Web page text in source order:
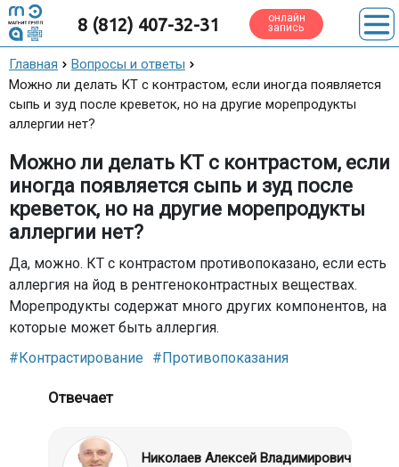
8 (812) 407-32-31 онлайн
запись
Главная
Вопросы и ответы
Можно ли делать КТ с контрастом, если иногда появляется
сыпь и зуд после креветок, но на другие морепродукты
аллергии нет?
Можно ли делать КТ с контрастом, если
иногда появляется сыпь и зуд после
креветок, но на другие морепродукты
аллергии нет?
Да, можно. КТ с контрастом противопоказано, если есть
аллергия на йод в рентгеноконтрастных веществах.
Морепродукты содержат много других компонентов, на
которые может быть аллергия.
#Контрастирование #Противопоказания
Отвечает
Николаев Алексей Владимирович